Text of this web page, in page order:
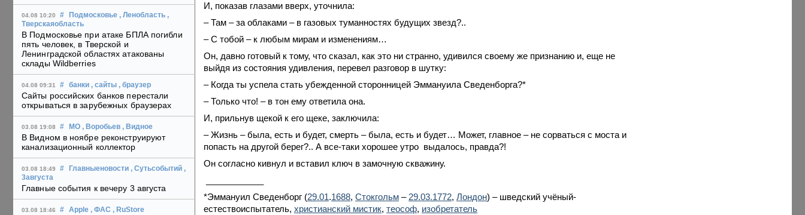
04.08 10:20 # Подмосковье , Ленобласть ,
Тверскаяобласть
В Подмосковье при атаке БПЛА погибли
пять человек, в Тверской и
Ленинградской областях атакованы
склады Wildberries
04.08 09:31 # банки , сайты , браузер
Сайты российских банков перестали
открываться в зарубежных браузерах
03.08 19:08 # МО , Воробьев , Видное
В Видном в ноябре реконструируют
канализационный коллектор
03.08 18:49 # Главныеновости , Сутьсобытий ,
3августа
Главные события к вечеру 3 августа
03.08 18:46 # Apple , ФАС , RuStore
И, показав глазами вверх, уточнила:
– Там – за облаками – в газовых туманностях будущих звезд?..
– С тобой – к любым мирам и изменениям…
Он, давно готовый к тому, что сказал, как это ни странно, удивился своему же признанию и, еще не
выйдя из состояния удивления, перевел разговор в шутку:
– Когда ты успела стать убежденной сторонницей Эммануила Сведенборга?*
– Только что! – в тон ему ответила она.
И, прильнув щекой к его щеке, заключила:
– Жизнь – была, есть и будет, смерть – была, есть и будет… Может, главное – не сорваться с моста и
попасть на другой берег?.. А все-таки хорошее утро выдалось, правда?!
Он согласно кивнул и вставил ключ в замочную скважину.
*Эммануил Сведенборг (29.01.1688, Стокгольм – 29.03.1772, Лондон) – шведский учёный-
естествоиспытатель, христианский мистик, теософ, изобретатель